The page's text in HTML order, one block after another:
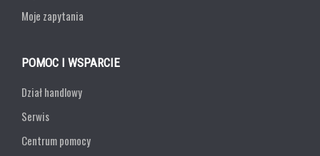
Moje zapytania
POMOC I WSPARCIE
Dział handlowy
Serwis
Centrum pomocy